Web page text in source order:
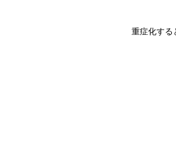
重症化する